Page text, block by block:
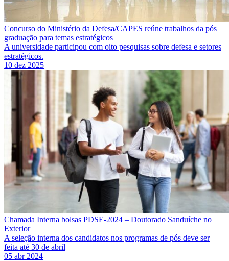
Concurso do Ministério da Defesa/CAPES reúne trabalhos da pós
graduação para temas estratégicos
A universidade participou com oito pesquisas sobre defesa e setores
estratégicos.
10 dez 2025
Chamada Interna bolsas PDSE-2024 – Doutorado Sanduíche no
Exterior
A seleção interna dos candidatos nos programas de pós deve ser
feita até 30 de abril
05 abr 2024